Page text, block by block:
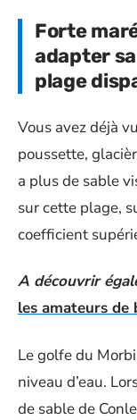
Forte
adapter
plage
Vous avez déjà
poussette,
a plus de sable
sur cette plage,
coefficient
A découvrir
les amateurs de
Le golfe du
niveau d’eau.
de sable de